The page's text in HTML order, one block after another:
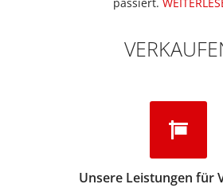
Unsere Leistungen für